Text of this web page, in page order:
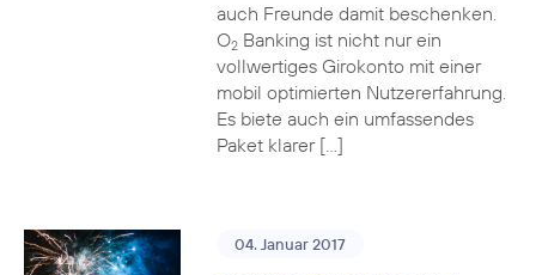
auch Freunde damit beschenken.
O2Banking ist nicht nur ein
vollwertiges Girokonto mit einer
mobil optimierten Nutzererfahrung.
Es biete auch ein umfassendes
Paket klarer […]
04. Januar 2017